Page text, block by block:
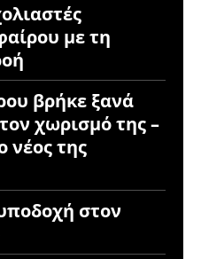
με τη
βρήκε ξανά
χωρισμό της –
νέος της
στον